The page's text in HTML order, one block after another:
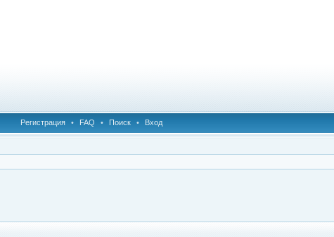
Регистрация • FAQ • Поиск • Вход